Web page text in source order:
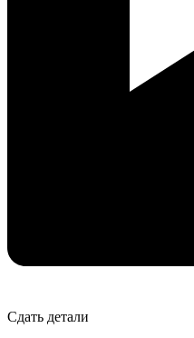
Сдать детали